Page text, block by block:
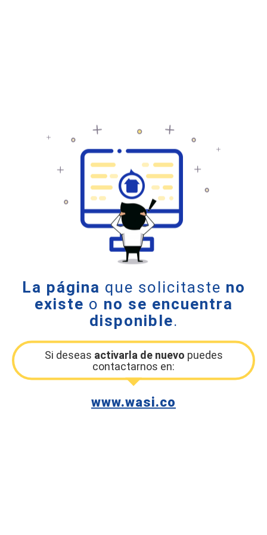
La página que solicitaste no
existe o no se encuentra
disponible.
Si deseas activarla de nuevo puedes
contactarnos en:
www.wasi.co